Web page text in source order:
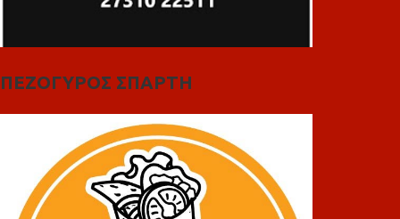
ΠΕΖΟΓΥΡΟΣ ΣΠΑΡΤΗ